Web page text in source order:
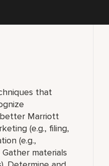
that
Marriott
(e.g., filing,
(e.g.,
materials